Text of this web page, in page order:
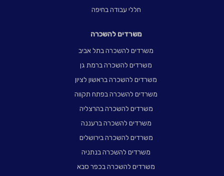
חללי עבודה בחיפה
משרדים להשכרה
משרדים להשכרה בתל אביב
משרדים להשכרה ברמת גן
משרדים להשכרה בראשון לציון
משרדים להשכרה בפתח תקווה
משרדים להשכרה בהרצליה
משרדים להשכרה ברעננה
משרדים להשכרה בירושלים
משרדים להשכרה בנתניה
משרדים להשכרה בכפר סבא